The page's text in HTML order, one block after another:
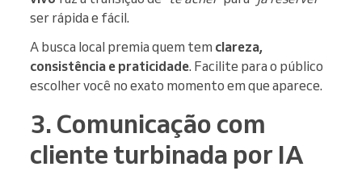
ser rápida e fácil.
A busca local premia quem tem clareza,
consistência e praticidade. Facilite para o público
escolher você no exato momento em que aparece.
3. Comunicação com
cliente turbinada por IA